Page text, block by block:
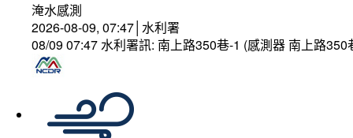
淹水感測
2026-08-09, 07:47│水利署
08/09 07:47 水利署訊: 南上路350巷-1 (感測器 南上路